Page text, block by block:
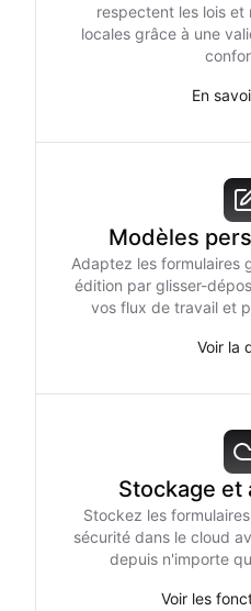
respectent les lois et
locales grâce à une
En
Modèles
Adaptez les formulaires
édition par glisser-
vos flux de travail et
Voir la
Stockage et
Stockez les
sécurité dans le cloud
depuis n'importe
Voir les